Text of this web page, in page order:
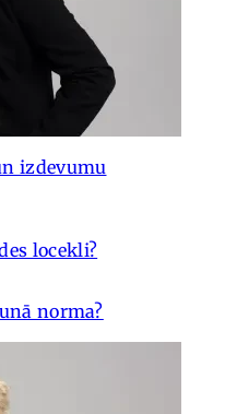
izdevumu
locekli?
norma?